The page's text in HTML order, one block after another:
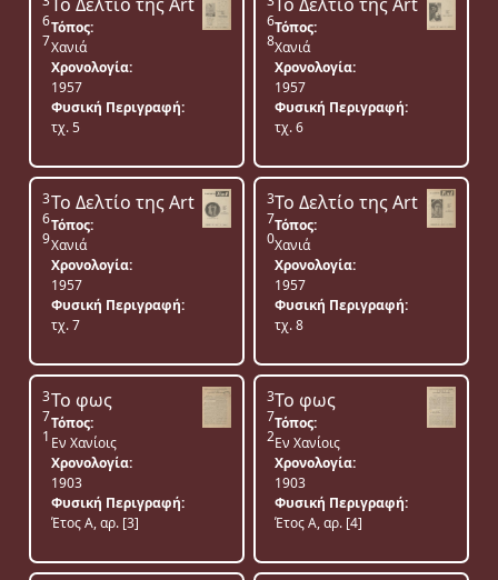
6
7
Τόπος:
Χανιά
Χρονολογία:
1957
Φυσική Περιγραφή:
τχ. 5
6
8
Τόπος:
Χανιά
Χρονολογία:
1957
Φυσική Περιγραφή:
τχ. 6
3
6
9
Το Δελτίο της Art
Τόπος:
Χανιά
Χρονολογία:
1957
Φυσική Περιγραφή:
τχ. 7
3
7
0
Το Δελτίο της Art
Τόπος:
Χανιά
Χρονολογία:
1957
Φυσική Περιγραφή:
τχ. 8
3
7
1
Το φως
Τόπος:
Εν Χανίοις
Χρονολογία:
1903
Φυσική Περιγραφή:
Έτος Α, αρ. [3]
3
7
2
Το φως
Τόπος:
Εν Χανίοις
Χρονολογία:
1903
Φυσική Περιγραφή:
Έτος Α, αρ. [4]